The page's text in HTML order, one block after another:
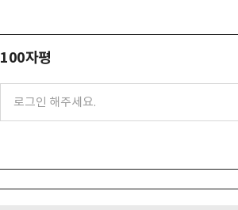
100자평